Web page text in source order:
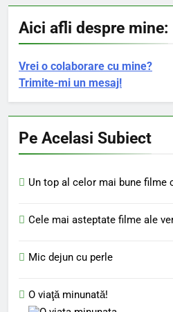
Aici afli despre mine:
Vrei o colaborare cu mine?
Trimite-mi un mesaj!
Pe Acelasi Subiect
Un top al celor mai bune filme
Cele mai asteptate filme ale
Mic dejun cu perle
O viaţă minunată!